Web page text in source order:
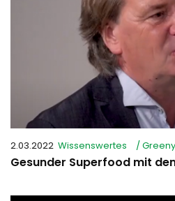
2.03.2022 Wissenswertes /
Gesunder Superfood mit